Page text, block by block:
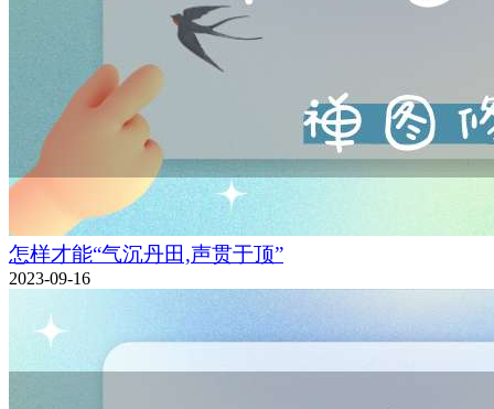
怎样才能“气沉丹田,声贯于顶”
2023-09-16